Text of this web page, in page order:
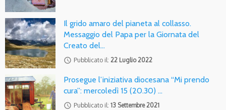
Il grido amaro del pianeta al collasso.
Messaggio del Papa per la Giornata del
Creato del…
access_time Pubblicato il: 22 Luglio 2022
Prosegue l’iniziativa diocesana “Mi prendo
cura”: mercoledì 15 (20.30) …
access_time Pubblicato il: 13 Settembre 2021